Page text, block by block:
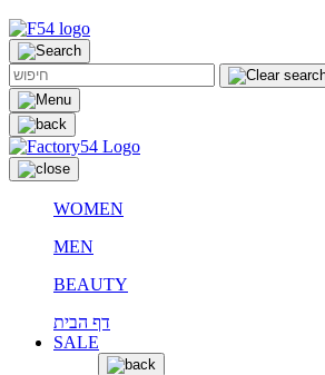
WOMEN
MEN
BEAUTY
דף הבית
SALE